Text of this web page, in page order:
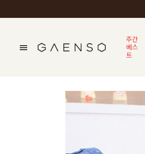
주간
베스
트